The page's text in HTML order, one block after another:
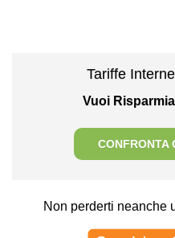
Tariffe
Vuoi
CONFRONTA
Non perderti neanche